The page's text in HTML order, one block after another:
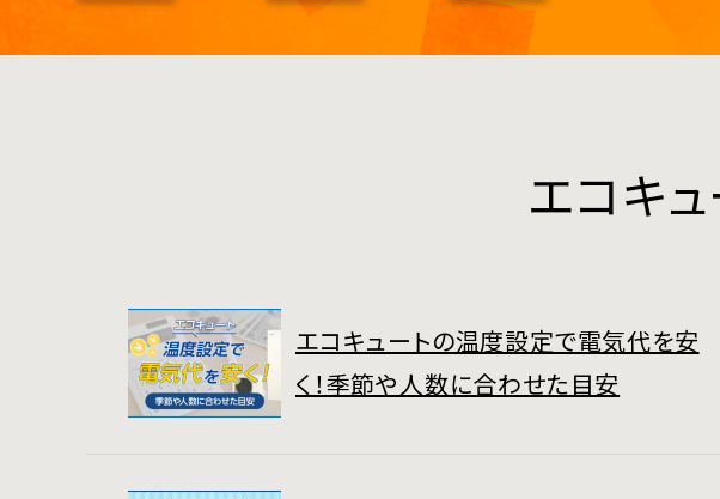
エコキ
エコキュートの温度設定で電気代を安
く！季節や人数に合わせた目安